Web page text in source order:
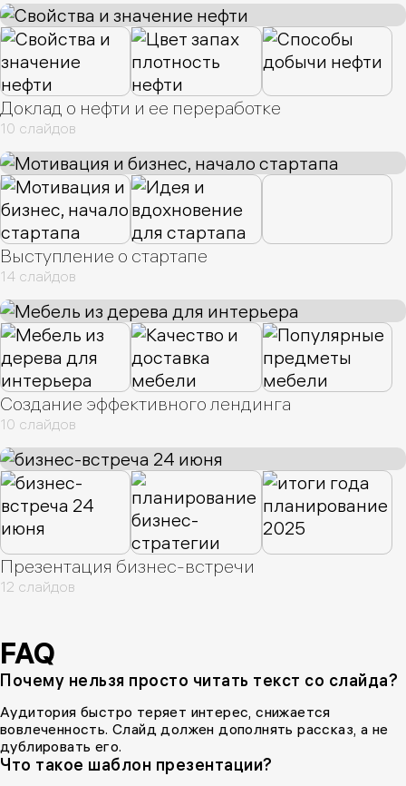
Доклад о нефти и ее переработке
10 слайдов
Выступление о стартапе
14 слайдов
Создание эффективного лендинга
10 слайдов
Презентация бизнес-встречи
12 слайдов
FAQ
Почему нельзя просто читать текст со слайда?
Аудитория быстро теряет интерес, снижается
вовлеченность. Слайд должен дополнять рассказ, а не
дублировать его.
Что такое шаблон презентации?